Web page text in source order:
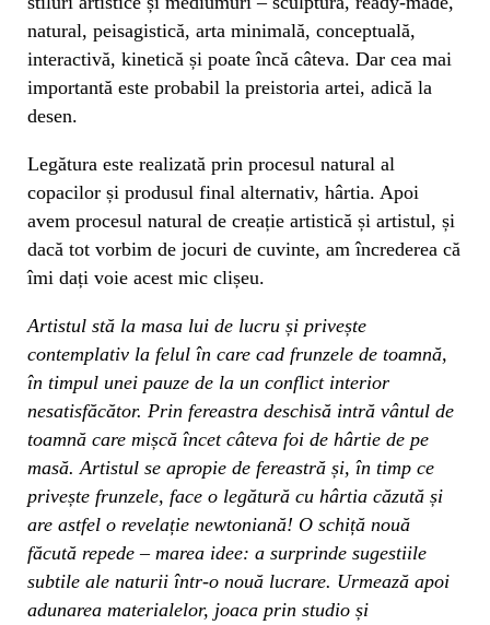
natural, peisagistică, arta minimală, conceptuală,
interactivă, kinetică și poate încă câteva. Dar cea mai
importantă este probabil la preistoria artei, adică la
desen.
Legătura este realizată prin procesul natural al
copacilor și produsul final alternativ, hârtia. Apoi
avem procesul natural de creație artistică și artistul, și
dacă tot vorbim de jocuri de cuvinte, am încrederea că
îmi dați voie acest mic clișeu.
Artistul stă la masa lui de lucru și privește
contemplativ la felul în care cad frunzele de toamnă,
în timpul unei pauze de la un conflict interior
nesatisfăcător. Prin fereastra deschisă intră vântul de
toamnă care mișcă încet câteva foi de hârtie de pe
masă. Artistul se apropie de fereastră și, în timp ce
privește frunzele, face o legătură cu hârtia căzută și
are astfel o revelație newtoniană! O schiță nouă
făcută repede – marea idee: a surprinde sugestiile
subtile ale naturii într-o nouă lucrare. Urmează apoi
adunarea materialelor, joaca prin studio și